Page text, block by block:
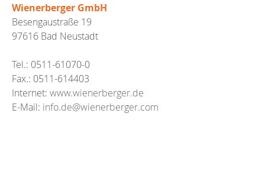
Wienerberger GmbH
Besengaustraße 19
97616 Bad Neustadt
Tel.: 0511-61070-0
Fax.: 0511-614403
Internet: www.wienerberger.de
E-Mail: info.de@wienerberger.com